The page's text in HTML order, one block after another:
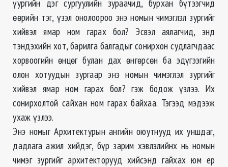
үургийн дэг сургуулийн зураачид, бурхан бүтээгчид
өөрийн тэг, үзэл онолоороо энэ номын чимэглэл зургийг
хийвэл ямар ном гарах бол? Эсвэл аялагчид, энд
тэндэхийн хот, барилга балгадыг сонирхон судлагчдаас
хорвоогийн өнцөг булан дах өнгөрсөн ба эдүгээгийн
олон хотуудын зургаар энэ номын чимэглэл зургийг
хийвэл ямар ном гарах бол? гэж бодож үзлээ. Их
сонирхолтой сайхан ном гарах байхаа. Тэгээд мэдээж
ухаж үзлээ.
Энэ номыг Архитектурын ангийн оюутнууд их уншдаг,
дадлага ажил хийдэг, бүр зарим хэвлэлийнх нь номын
чимэг зургийг архитекторууд хийсэнд гайхах юм ер